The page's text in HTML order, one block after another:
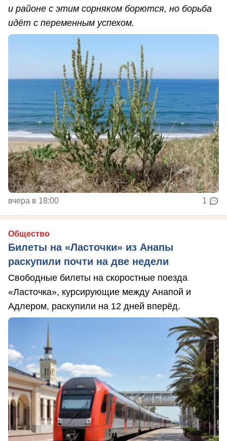
и районе с этим сорняком борются, но борьба
идёт с переменным успехом.
вчера в 18:00 1
Общество
Билеты на «Ласточки» из Анапы
раскупили почти на две недели
Свободные билеты на скоростные поезда
«Ласточка», курсирующие между Анапой и
Адлером, раскупили на 12 дней вперёд.